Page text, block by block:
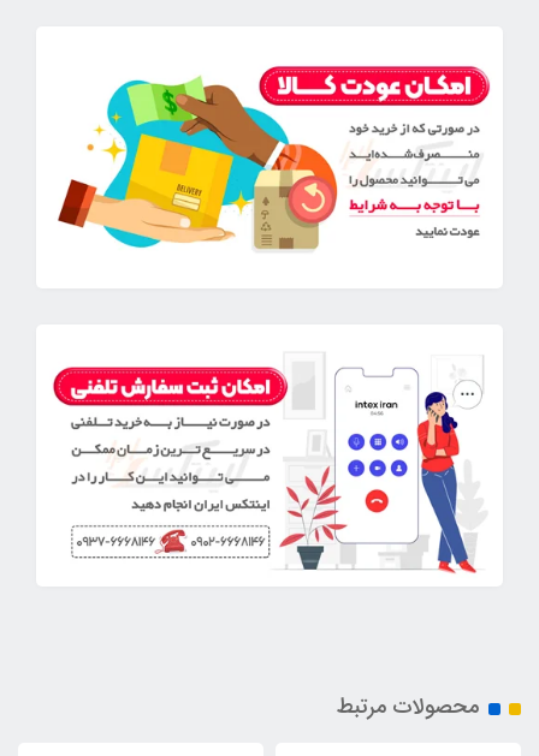
محصولات مرتبط